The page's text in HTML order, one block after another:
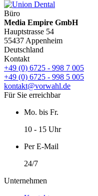
Büro
Media Empire GmbH
Hauptstrasse 54
55437 Appenheim
Deutschland
Kontakt
+49 (0) 6725 - 998 7 005
+49 (0) 6725 - 998 5 005
kontakt@vorwahl.de
Für Sie erreichbar
Mo. bis Fr.
10 - 15 Uhr
Per E-Mail
24/7
Unternehmen